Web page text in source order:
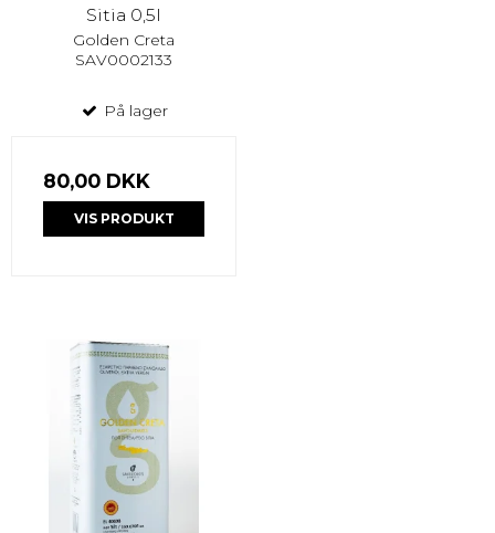
Sitia 0,5l
Golden Creta
SAV0002133
På lager
80,00 DKK
VIS PRODUKT